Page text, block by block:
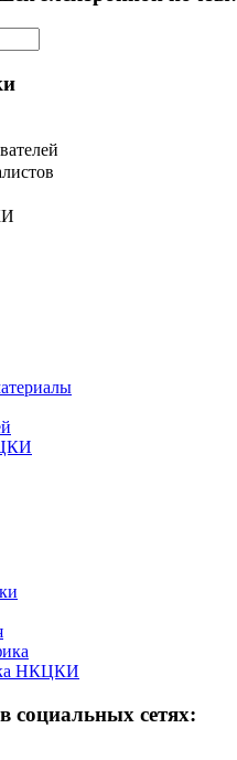
НКЦКИ
социальных сетях: